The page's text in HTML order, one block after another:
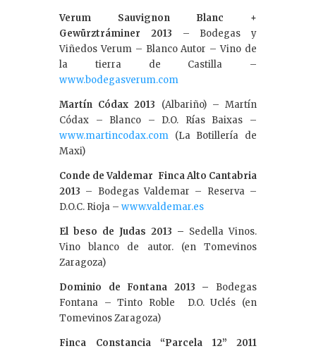
Verum Sauvignon Blanc +
Gewürztráminer 2013 – Bodegas y
Viñedos Verum – Blanco Autor – Vino de
la tierra de Castilla –
www.bodegasverum.com
Martín Códax 2013 (Albariño) – Martín
Códax – Blanco – D.O. Rías Baixas –
www.martincodax.com (La Botillería de
Maxi)
Conde de Valdemar Finca Alto Cantabria
2013 – Bodegas Valdemar – Reserva –
D.O.C. Rioja – www.valdemar.es
El beso de Judas 2013 – Sedella Vinos.
Vino blanco de autor. (en Tomevinos
Zaragoza)
Dominio de Fontana 2013 – Bodegas
Fontana – Tinto Roble D.O. Uclés (en
Tomevinos Zaragoza)
Finca Constancia “Parcela 12” 2011